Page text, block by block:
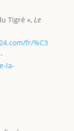
Tigré », Le
fr/%C3
la-